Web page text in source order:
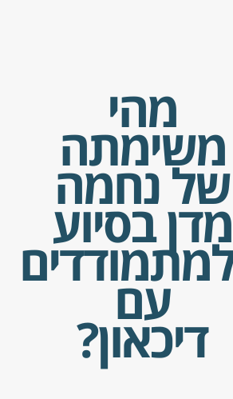
מהי
משימתה
של נחמה
מדן בסיוע
עם
דיכאון?